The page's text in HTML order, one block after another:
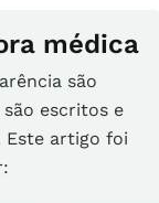
médica
são
são escritos e
Este artigo foi